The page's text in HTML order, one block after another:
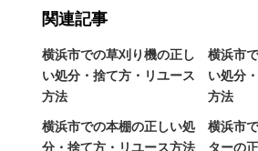
関連記事
横浜市での草刈り機の正し
い処分・捨て方・リユース
方法
横浜市
い処分
方法
横浜市での本棚の正しい処
分・捨て方・リユース方法
横浜市
ターの